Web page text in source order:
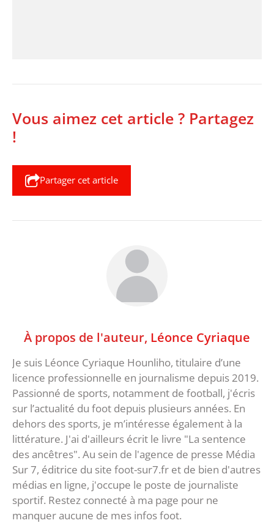
Vous aimez cet article ? Partagez
!
Partager cet article
À propos de l'auteur, Léonce Cyriaque
Je suis Léonce Cyriaque Hounliho, titulaire d’une
licence professionnelle en journalisme depuis 2019.
Passionné de sports, notamment de football, j'écris
sur l’actualité du foot depuis plusieurs années. En
dehors des sports, je m’intéresse également à la
littérature. J'ai d'ailleurs écrit le livre "La sentence
des ancêtres". Au sein de l'agence de presse Média
Sur 7, éditrice du site foot-sur7.fr et de bien d'autres
médias en ligne, j'occupe le poste de journaliste
sportif. Restez connecté à ma page pour ne
manquer aucune de mes infos foot.